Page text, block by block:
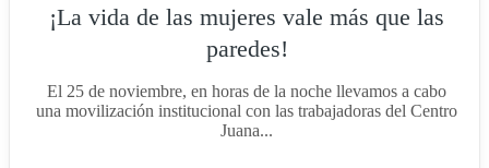
¡La vida de las mujeres vale más que las
paredes!
El 25 de noviembre, en horas de la noche llevamos a cabo
una movilización institucional con las trabajadoras del Centro
Juana...